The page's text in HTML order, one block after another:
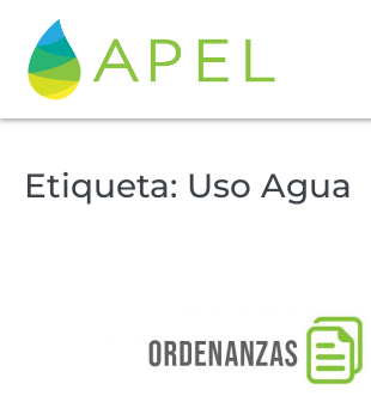
Etiqueta: Uso Agua